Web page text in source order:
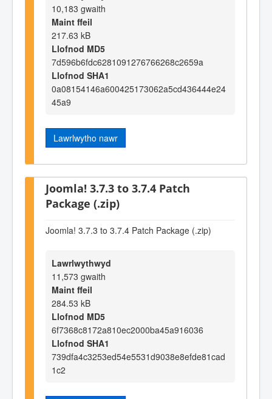
10,183 gwaith
Maint ffeil
217.63 kB
Llofnod MD5
7d596b6fdc6281091276766268c2659a
Llofnod SHA1
0a08154146a600425173062a5cd436444e24
45a9
Lawrlwytho nawr
Joomla! 3.7.3 to 3.7.4 Patch
Package (.zip)
Joomla! 3.7.3 to 3.7.4 Patch Package (.zip)
Lawrlwythwyd
11,573 gwaith
Maint ffeil
284.53 kB
Llofnod MD5
6f7368c8172a810ec2000ba45a916036
Llofnod SHA1
739dfa4c3253ed54e5531d9038e8efde81cad
1c2